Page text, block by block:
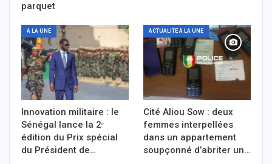
parquet
A LA UNE
Innovation militaire : le
Sénégal lance la 2ᵉ
édition du Prix spécial
du Président de…
ACTUALITÉ À LA UNE
Cité Aliou Sow : deux
femmes interpellées
dans un appartement
soupçonné d’abriter un…